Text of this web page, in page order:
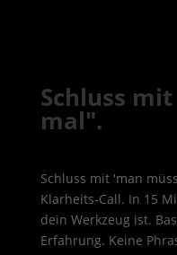
Schluss
mal".
Schluss mit 'man
Klarheits-Call. In 15
dein Werkzeug ist.
Erfahrung. Keine